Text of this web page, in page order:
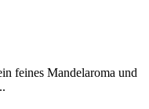
feines Mandelaroma und